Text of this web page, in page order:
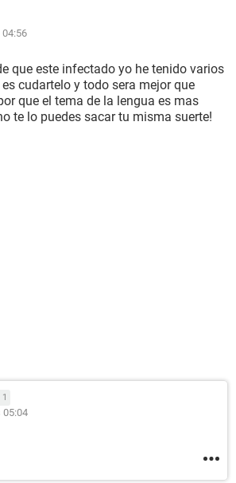
04:56
que este infectado yo he tenido varios
cudartelo y todo sera mejor que
que el tema de la lengua es mas
te lo puedes sacar tu misma suerte!
1
05:04